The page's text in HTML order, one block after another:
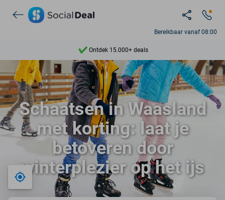
Bereikbaar vanaf 08:00
Ontdek 15.000+ deals
7 dagen per week beschikbaar
10+ miljoen leden
9,4
Ontdek 15.000+ deals
Schaatsen in Waasland
met korting: laat je
betoveren door
winterplezier op het ijs
Bij mij in de buurt